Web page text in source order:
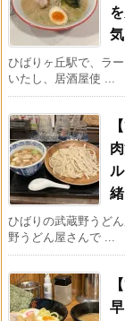
気
ひばりヶ丘駅で、ラ
いたし、居酒屋使 ...
ひばりの武蔵野うど
野うどん屋さんで ...